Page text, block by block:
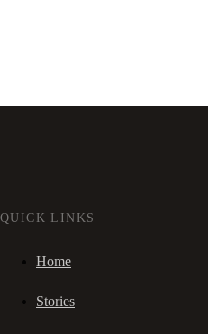
QUICK LINKS
Home
Stories